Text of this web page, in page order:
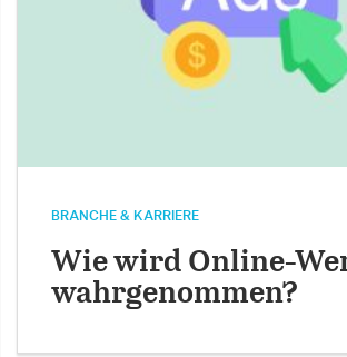
BRANCHE & KARRIERE
Wie wird Online-
wahrgenommen?